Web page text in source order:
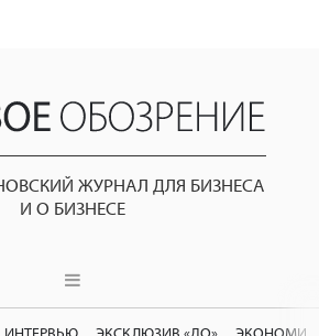
ЖУРНАЛ ДЛЯ БИЗНЕСА
И О БИЗНЕСЕ